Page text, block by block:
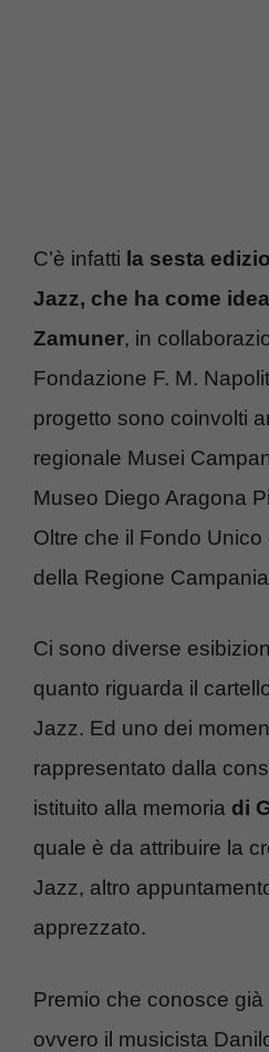
C’è infatti la sesta
Jazz, che ha come
Zamuner, in
Fondazione F. M.
progetto sono coinvolti
regionale Musei
Museo Diego Aragona
Oltre che il Fondo
della Regione
Ci sono diverse
quanto riguarda il
Jazz. Ed uno dei
rappresentato dalla
istituito alla memoria di
quale è da attribuire la
Jazz, altro
apprezzato.
Premio che conosce
ovvero il musicista